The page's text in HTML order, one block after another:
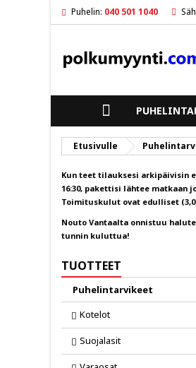
Puhelin: 040 501 1040
ETUSIVULLE
Etusivulle
Kun teet tilauksesi arkipäivisin
16:30, pakettisi lähtee matkaan
Toimituskulut ovat edulliset (3,00
Nouto Vantaalta onnistuu
tunnin kuluttua!
TUOTTEET
Puhelintarvikeet
Kotelot
Suojalasit